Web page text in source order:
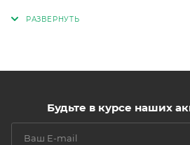
Будьте в курсе наших